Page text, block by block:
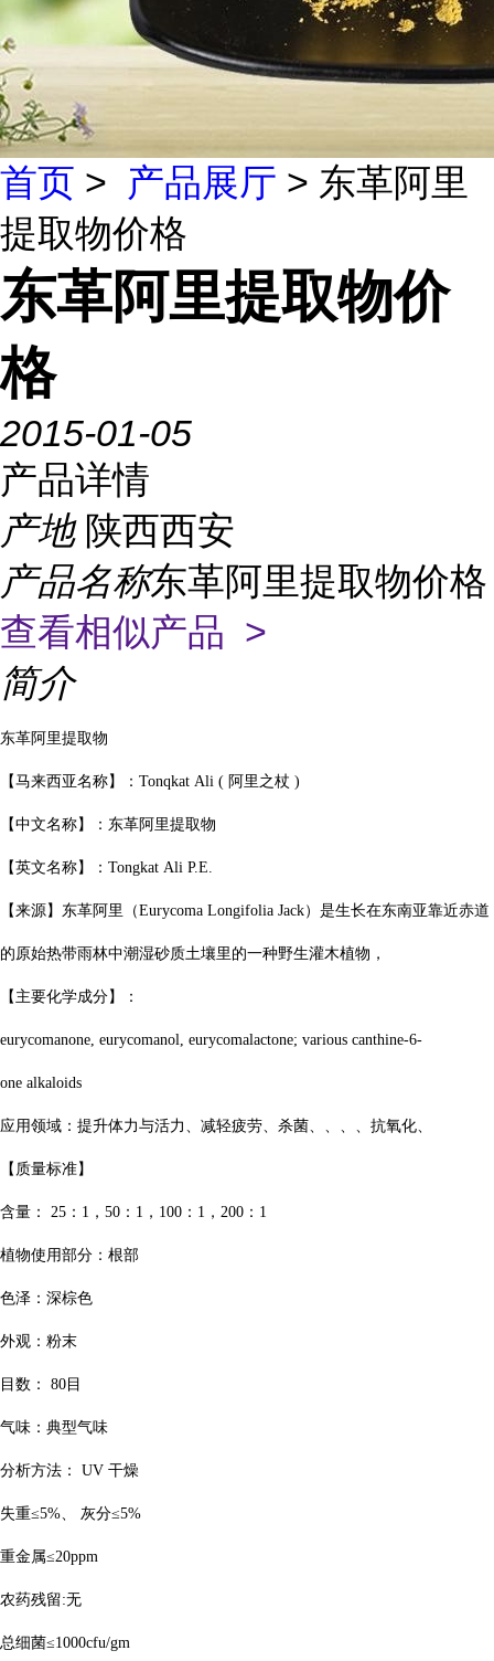
首页 > 产品展厅 > 东革阿里
提取物价格
东革阿里提取物价
格
2015-01-05
产品详情
产地 陕西西安
产品名称东革阿里提取物价格
查看相似产品 >
简介
东革阿里提取物
【马来西亚名称】： Tonqkat Ali ( 阿里之杖 )
【中文名称】：东革阿里提取物
【英文名称】： Tongkat Ali P.E.
【来源】东革阿里（Eurycoma Longifolia Jack）是生长在东南亚靠近赤道
的原始热带雨林中潮湿砂质土壤里的一种野生灌木植物，
【主要化学成分】：
eurycomanone, eurycomanol, eurycomalactone; various canthine-6-
one alkaloids
应用领域：提升体力与活力、减轻疲劳、杀菌、、、、抗氧化、
【质量标准】
含量： 25 ： 1 ， 50 ： 1 ， 100 ： 1 ， 200 ： 1
植物使用部分：根部
色泽：深棕色
外观：粉末
目数： 80 目
气味：典型气味
分析方法： UV 干燥
失重≤5%、 灰分≤5%
重金属≤20ppm
农药残留:无
总细菌≤1000cfu/gm